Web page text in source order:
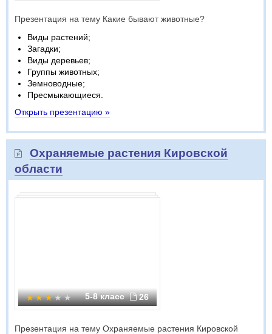
Презентация на тему Какие бывают животные?
Виды растений;
Загадки;
Виды деревьев;
Группы животных;
Земноводные;
Пресмыкающиеся.
Открыть презентацию »
Охраняемые растения Кировской
области
5-8 класс 26
Презентация на тему Охраняемые растения Кировской